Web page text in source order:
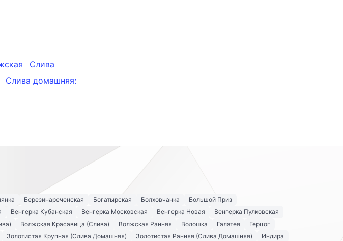
Слива
Слива домашняя:
Березинареченская Богатырская Болховчанка
Большой Приз
Венгерка Кубанская Венгерка Московская Венгерка Новая
Венгерка Пулковская
Волжская Красавица (Слива) Волжская Ранняя Волошка Галатея
Герцог
Золотистая Крупная (Слива Домашняя) Золотистая Ранняя (Слива Домашняя)
Индира